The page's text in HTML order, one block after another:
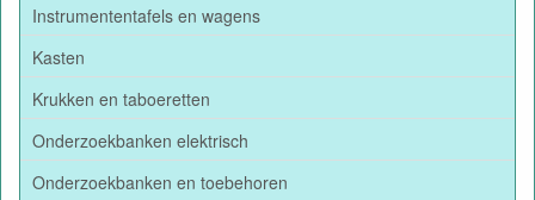
Instrumententafels en wagens
Kasten
Krukken en taboeretten
Onderzoekbanken elektrisch
Onderzoekbanken en toebehoren